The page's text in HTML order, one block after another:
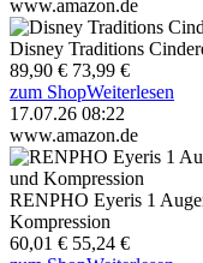
www.amazon.de
Disney Traditions
89,90 € 73,99 €
zum ShopWeiterlesen
17.07.26 08:22
www.amazon.de
RENPHO Eyeris 1
Kompression
60,01 € 55,24 €